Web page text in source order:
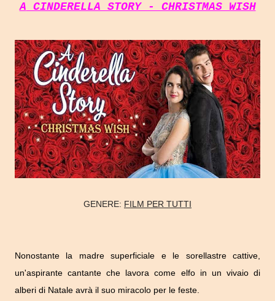
A CINDERELLA STORY - CHRISTMAS WISH
GENERE: FILM PER TUTTI
Nonostante la madre superficiale e le sorellastre cattive,
un'aspirante cantante che lavora come elfo in un vivaio di
alberi di Natale avrà il suo miracolo per le feste.